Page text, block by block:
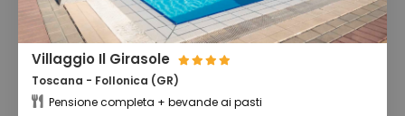
Villaggio Il Girasole
Toscana - Follonica (GR)
Pensione completa + bevande ai pasti